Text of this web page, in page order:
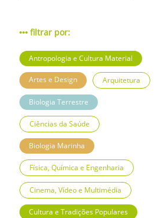
filtrar por:
Antropologia e Cultura Material
Artes e Design Arquitetura
Biologia Terrestre
Ciências da Saúde
Biologia Marinha
Física, Química e Engenharia
Cinema, Vídeo e Multimédia
Cultura e Tradições Populares